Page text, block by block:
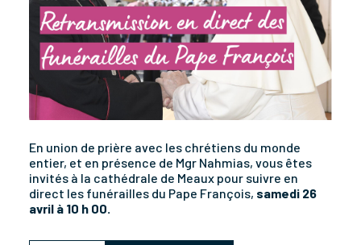
En union de prière avec les chrétiens du monde
entier, et en présence de Mgr Nahmias, vous êtes
invités à la cathédrale de Meaux pour suivre en
direct les funérailles du Pape François, samedi 26
avril à 10 h 00.